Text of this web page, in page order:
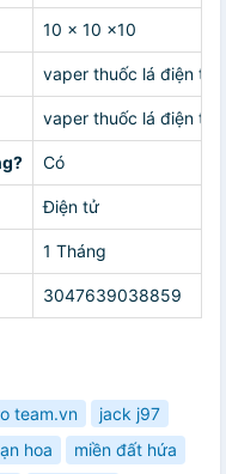
10 x 10 x10
vaper thuốc lá điện tử
vaper thuốc lá điện tử
Có
Điện tử
1 Tháng
3047639038859
team.vn
jack j97
hoa
miền đất hứa